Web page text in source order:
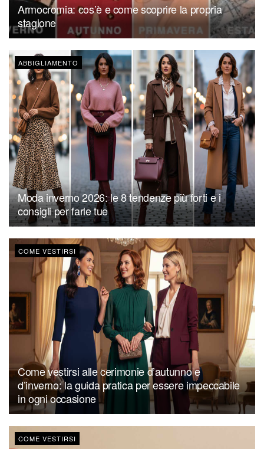
Armocromia: cos’è e come scoprire la propria
stagione
ABBIGLIAMENTO
Moda inverno 2026: le 8 tendenze più forti e i
consigli per farle tue
COME VESTIRSI
Come vestirsi alle cerimonie d’autunno e
d’inverno: la guida pratica per essere impeccabile
in ogni occasione
COME VESTIRSI